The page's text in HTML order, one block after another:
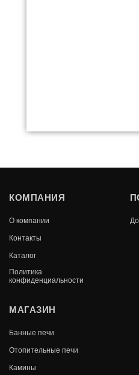
ДВЕРКА ДЛЯ
150Х112 ММ
1 150
КОМПАНИЯ
О компании
Контакты
Каталог
Политика
конфиденциальности
МАГАЗИН
Банные печи
Отопительные печи
Камины